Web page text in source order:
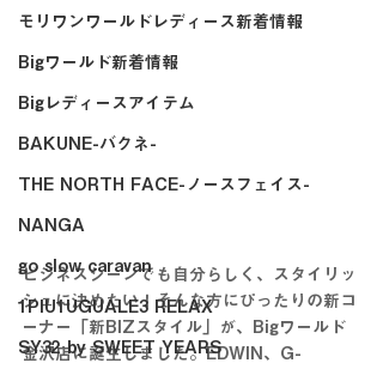
モリワンワールドレディース新着情報
Bigワールド新着情報
Bigレディースアイテム
BAKUNE-バクネ-
THE NORTH FACE-ノースフェイス-
NANGA
go slow caravan
1PIU1UGUALE3 RELAX
SY32 by SWEET YEARS
ビジネスシーンでも自分らしく、スタイリッ
シュに決めたい！そんな方にぴったりの新コ
ーナー「新BIZスタイル」が、Bigワールド
金沢店に誕生しました。EDWIN、G-